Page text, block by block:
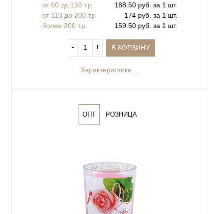
от 60 до 110 т.р.
188.50 руб. за 1 шт.
от 110 до 200 т.р
174 руб. за 1 шт.
более 200 т.р.
159.50 руб. за 1 шт.
‐ + В КОРЗИНУ
Характеристики ...
ОПТ РОЗНИЦА